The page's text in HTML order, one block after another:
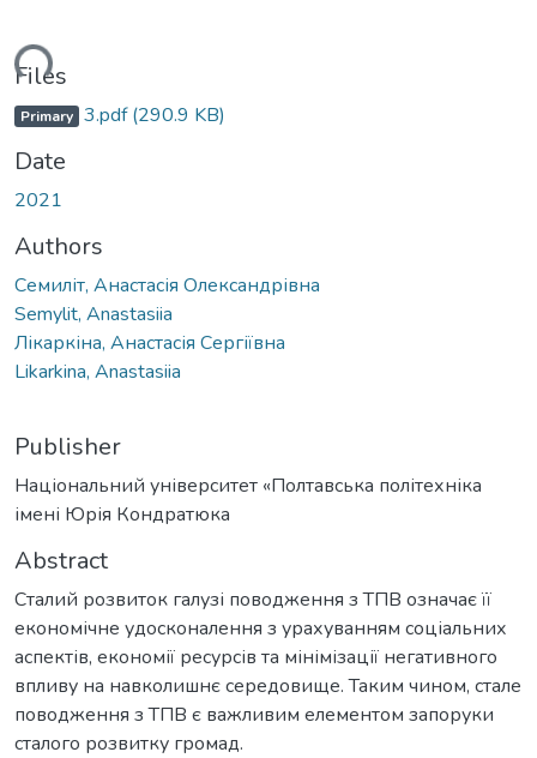
Files
Primary 3.pdf(290.9 KB)
Date
2021
Authors
Семиліт, Анастасія Олександрівна
Semylit, Anastasiia
Лікаркіна, Анастасія Сергіївна
Likarkina, Anastasiia
Publisher
Національний університет «Полтавська політехніка
імені Юрія Кондратюка
Abstract
Сталий розвиток галузі поводження з ТПВ означає її
економічне удосконалення з урахуванням соціальних
аспектів, економії ресурсів та мінімізації негативного
впливу на навколишнє середовище. Таким чином, стале
поводження з ТПВ є важливим елементом запоруки
сталого розвитку громад.